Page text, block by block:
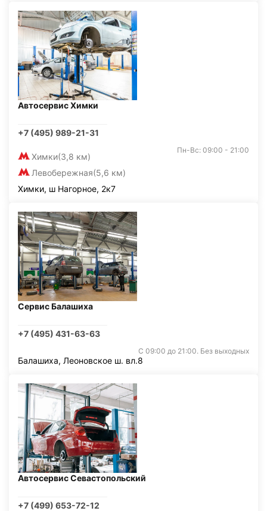
Автосервис Химки
+7 (495) 989-21-31
Химки(3,8 км)
Левобережная(5,6 км)
Пн-Вс: 09:00 - 21:00
Химки, ш Нагорное, 2к7
Сервис Балашиха
+7 (495) 431-63-63
С 09:00 до 21:00. Без выходных
Балашиха, Леоновское ш. вл.8
Автосервис Севастопольский
+7 (499) 653-72-12